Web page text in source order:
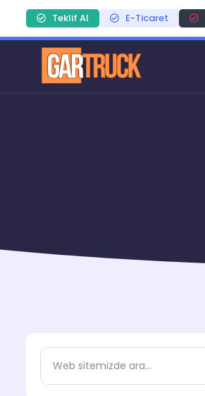
Teklif Al E-Ticaret